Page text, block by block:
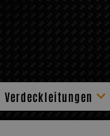
Verdeckleitungen